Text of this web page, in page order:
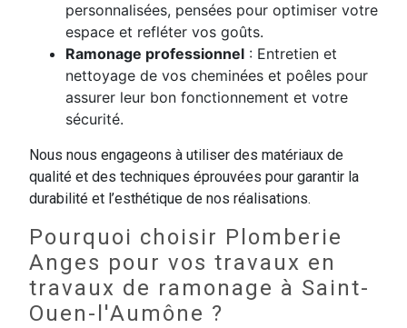
personnalisées, pensées pour optimiser votre
espace et refléter vos goûts.
Ramonage professionnel : Entretien et
nettoyage de vos cheminées et poêles pour
assurer leur bon fonctionnement et votre
sécurité.
Nous nous engageons à utiliser des matériaux de
qualité et des techniques éprouvées pour garantir la
durabilité et l’esthétique de nos réalisations.
Pourquoi choisir Plomberie
Anges pour vos travaux en
travaux de ramonage à Saint-
Ouen-l'Aumône ?